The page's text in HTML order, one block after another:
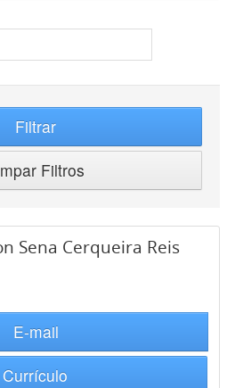
Filtrar
Filtros
Sena Cerqueira Reis
E-mail
Currículo